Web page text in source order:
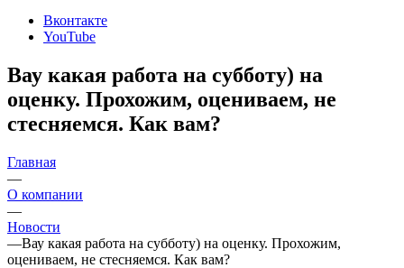
Вконтакте
YouTube
Вау какая работа на субботу) на
оценку. Прохожим, оцениваем, не
стесняемся. Как вам?
Главная
—
О компании
—
Новости
—Вау какая работа на субботу) на оценку. Прохожим,
оцениваем, не стесняемся. Как вам?